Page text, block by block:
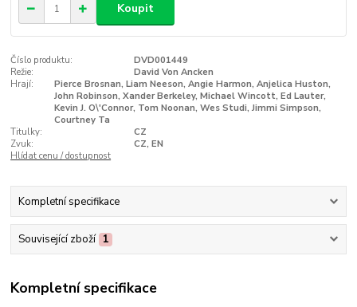
Koupit
Číslo produktu:
DVD001449
Režie:
David Von Ancken
Hrají:
Pierce Brosnan, Liam Neeson, Angie Harmon, Anjelica Huston,
John Robinson, Xander Berkeley, Michael Wincott, Ed Lauter,
Kevin J. O\'Connor, Tom Noonan, Wes Studi, Jimmi Simpson,
Courtney Ta
Titulky:
CZ
Zvuk:
CZ, EN
Hlídat cenu / dostupnost
Kompletní specifikace
Související zboží 1
Kompletní specifikace